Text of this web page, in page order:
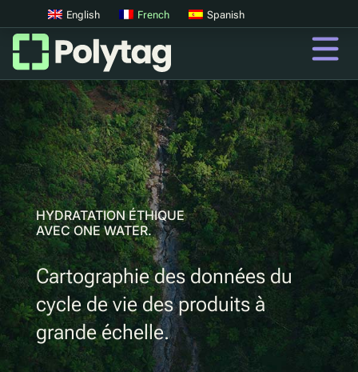
codes QR
Codes QR avancés
Tags UV
Tri par UV
QR
Passeports Produit Numériques
Consigne digitale
Authentification des produits
Marketing D2C
English French Spanish
HYDRATATION ÉTHIQUE
AVEC ONE WATER.
Cartographie des données du
cycle de vie des produits à
grande échelle.